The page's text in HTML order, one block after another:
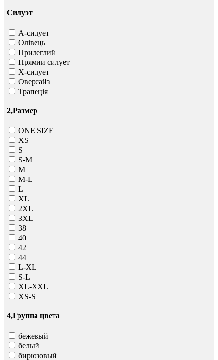
Силуэт
А-силует
Олівець
Прилеглий
Прямий силует
Х-силует
Оверсайз
Трапеція
2,Размер
ONE SIZE
ХS
S
S-M
M
M-L
L
XL
2XL
3XL
38
40
42
44
L-XL
S-L
XL-XXL
XS-S
4,Группа цвета
бежевый
белый
бирюзовый